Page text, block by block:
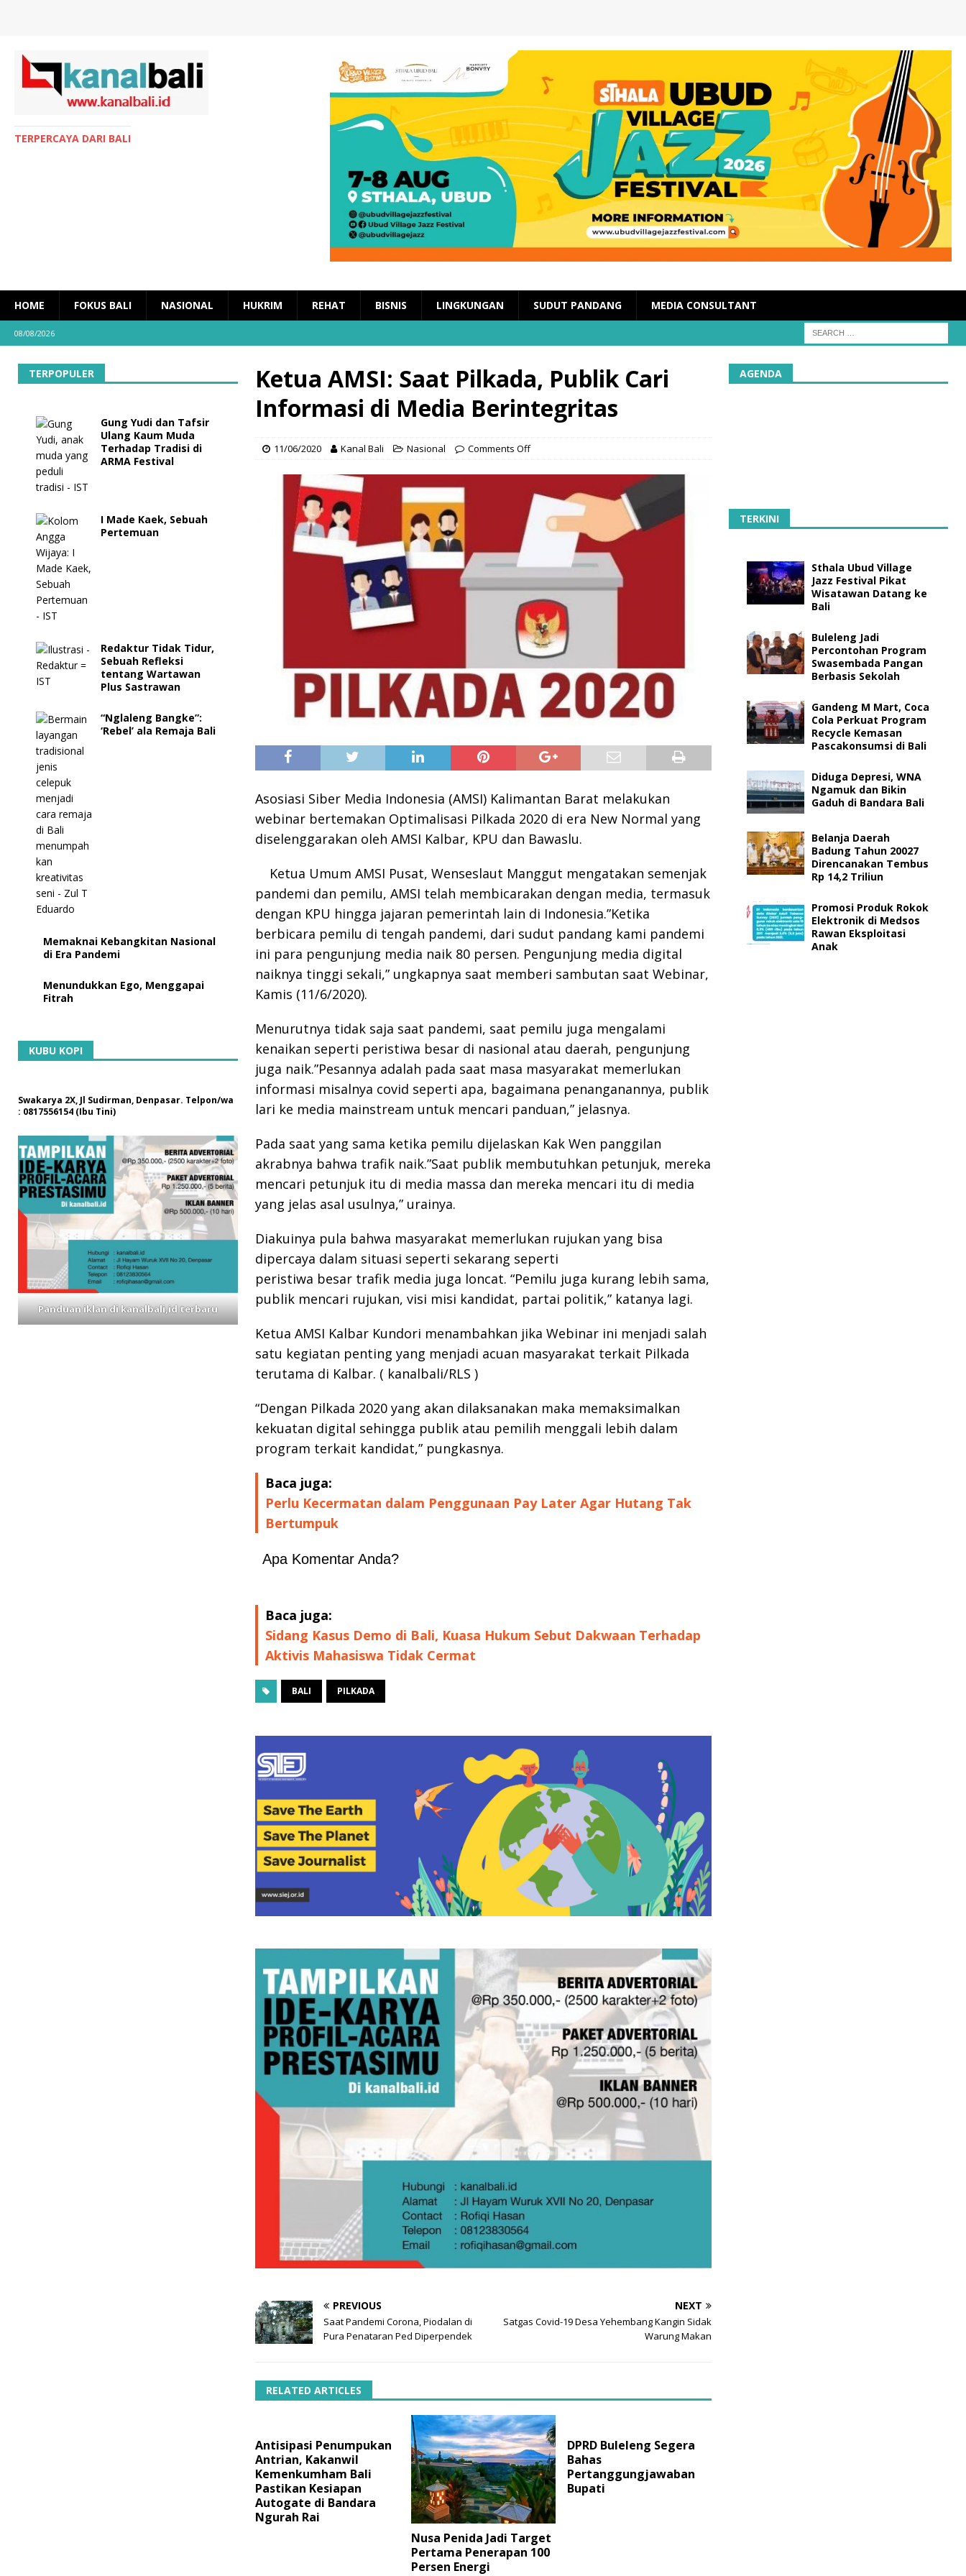
TERPERCAYA DARI BALI
HOME FOKUS BALI NASIONAL HUKRIM REHAT BISNIS LINGKUNGAN SUDUT PANDANG MEDIA CONSULTANT
08/08/2026
Ketua AMSI: Saat Pilkada, Publik Cari
Informasi di Media Berintegritas
11/06/2020 Kanal Bali Nasional Comments Off
Asosiasi Siber Media Indonesia (AMSI) Kalimantan Barat melakukan
webinar bertemakan Optimalisasi Pilkada 2020 di era New Normal yang
diselenggarakan oleh AMSI Kalbar, KPU dan Bawaslu.
Ketua Umum AMSI Pusat, Wenseslaut Manggut mengatakan semenjak
pandemi dan pemilu, AMSI telah membicarakan dengan media, termasuk
dengan KPU hingga jajaran pemerintah lain di Indonesia.”Ketika
berbicara pemilu di tengah pandemi, dari sudut pandang kami pandemi
ini para pengunjung media naik 80 persen. Pengunjung media digital
naiknya tinggi sekali,” ungkapnya saat memberi sambutan saat Webinar,
Kamis (11/6/2020).
Menurutnya tidak saja saat pandemi, saat pemilu juga mengalami
kenaikan seperti peristiwa besar di nasional atau daerah, pengunjung
juga naik.”Pesannya adalah pada saat masa masyarakat memerlukan
informasi misalnya covid seperti apa, bagaimana penanganannya, publik
lari ke media mainstream untuk mencari panduan,” jelasnya.
Pada saat yang sama ketika pemilu dijelaskan Kak Wen panggilan
akrabnya bahwa trafik naik.”Saat publik membutuhkan petunjuk, mereka
mencari petunjuk itu di media massa dan mereka mencari itu di media
yang jelas asal usulnya,” urainya.
Diakuinya pula bahwa masyarakat memerlukan rujukan yang bisa
dipercaya dalam situasi seperti sekarang seperti
peristiwa besar trafik media juga loncat. “Pemilu juga kurang lebih sama,
publik mencari rujukan, visi misi kandidat, partai politik,” katanya lagi.
Ketua AMSI Kalbar Kundori menambahkan jika Webinar ini menjadi salah
satu kegiatan penting yang menjadi acuan masyarakat terkait Pilkada
terutama di Kalbar. ( kanalbali/RLS )
“Dengan Pilkada 2020 yang akan dilaksanakan maka memaksimalkan
kekuatan digital sehingga publik atau pemilih menggali lebih dalam
program terkait kandidat,” pungkasnya.
Baca juga:
Perlu Kecermatan dalam Penggunaan Pay Later Agar Hutang Tak
Bertumpuk
Apa Komentar Anda?
Baca juga:
Sidang Kasus Demo di Bali, Kuasa Hukum Sebut Dakwaan Terhadap
Aktivis Mahasiswa Tidak Cermat
BALI PILKADA
PREVIOUS
Saat Pandemi Corona, Piodalan di
Pura Penataran Ped Diperpendek
NEXT
Satgas Covid-19 Desa Yehembang Kangin Sidak
Warung Makan
RELATED ARTICLES
Antisipasi Penumpukan
Antrian, Kakanwil
Kemenkumham Bali
Pastikan Kesiapan
Autogate di Bandara
Ngurah Rai
Nusa Penida Jadi Target
Pertama Penerapan 100
Persen Energi
DPRD Buleleng Segera
Bahas
Pertanggungjawaban
Bupati
TERPOPULER
Gung Yudi dan Tafsir
Ulang Kaum Muda
Terhadap Tradisi di
ARMA Festival
I Made Kaek, Sebuah
Pertemuan
Redaktur Tidak Tidur,
Sebuah Refleksi
tentang Wartawan
Plus Sastrawan
“Nglaleng Bangke”:
‘Rebel’ ala Remaja Bali
Memaknai Kebangkitan Nasional
di Era Pandemi
Menundukkan Ego, Menggapai
Fitrah
KUBU KOPI
Swakarya 2X, Jl Sudirman, Denpasar. Telpon/wa
: 0817556154 (Ibu Tini)
Panduan iklan di kanalbali,id terbaru
AGENDA
TERKINI
Sthala Ubud Village
Jazz Festival Pikat
Wisatawan Datang ke
Bali
Buleleng Jadi
Percontohan Program
Swasembada Pangan
Berbasis Sekolah
Gandeng M Mart, Coca
Cola Perkuat Program
Recycle Kemasan
Pascakonsumsi di Bali
Diduga Depresi, WNA
Ngamuk dan Bikin
Gaduh di Bandara Bali
Belanja Daerah
Badung Tahun 20027
Direncanakan Tembus
Rp 14,2 Triliun
Promosi Produk Rokok
Elektronik di Medsos
Rawan Eksploitasi
Anak